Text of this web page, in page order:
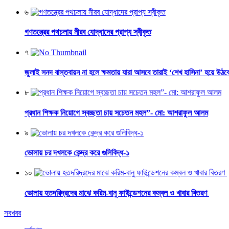
৬
গণতন্ত্রের পথচলায় নীরব যোদ্ধাদের প্রাপ্য স্বীকৃত
৭
জুলাই সনদ বাস্তবায়ন না হলে ক্ষমতায় যারা আসবে তারাই ‘শেখ হাসিনা’ হয়ে
৮
প্রধান শিক্ষক নিয়োগে স্বচ্ছতা চায় সচেতন মহল”- মো: আশরাফুল আলম
৯
ভোলায় চর দখলকে কেন্দ্র করে গুলিবিদ্ধ-১
১০
ভোলায় হতদরিদ্রদের মাঝে করিম-বানু ফাউন্ডেশনের কম্বল ও খাবার বিতরণ
সবখবর